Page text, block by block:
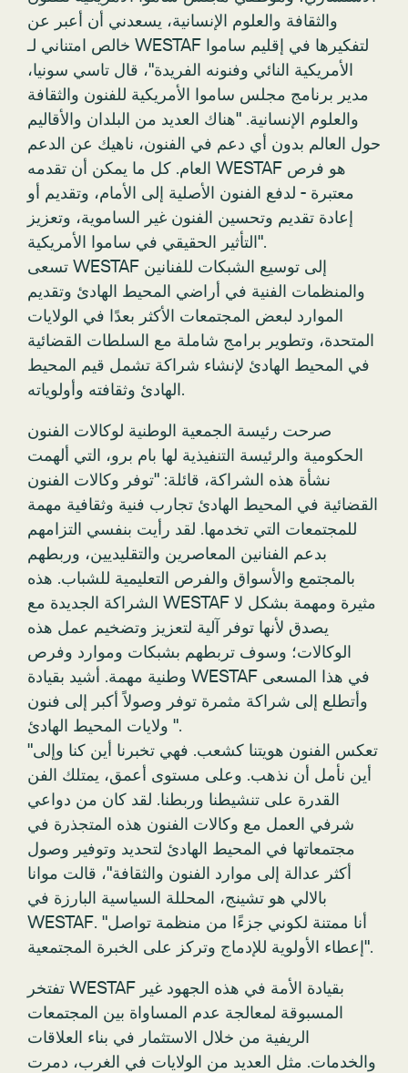
والثقافة والعلوم الإنسانية، يسعدني أن أعبر عن
خالص امتناني لـ WESTAF لتفكيرها في إقليم ساموا
الأمريكية النائي وفنونه الفريدة"، قال تاسي سونيا،
مدير برنامج مجلس ساموا الأمريكية للفنون والثقافة
والعلوم الإنسانية. "هناك العديد من البلدان والأقاليم
حول العالم بدون أي دعم في الفنون، ناهيك عن الدعم
العام. كل ما يمكن أن تقدمه WESTAF هو فرص
معتبرة - لدفع الفنون الأصلية إلى الأمام، وتقديم أو
إعادة تقديم وتحسين الفنون غير الساموية، وتعزيز
التأثير الحقيقي في ساموا الأمريكية".
تسعى WESTAF إلى توسيع الشبكات للفنانين
والمنظمات الفنية في أراضي المحيط الهادئ وتقديم
الموارد لبعض المجتمعات الأكثر بعدًا في الولايات
المتحدة، وتطوير برامج شاملة مع السلطات القضائية
في المحيط الهادئ لإنشاء شراكة تشمل قيم المحيط
الهادئ وثقافته وأولوياته.
صرحت رئيسة الجمعية الوطنية لوكالات الفنون
الحكومية والرئيسة التنفيذية لها بام برو، التي ألهمت
نشأة هذه الشراكة، قائلة: "توفر وكالات الفنون
القضائية في المحيط الهادئ تجارب فنية وثقافية مهمة
للمجتمعات التي تخدمها. لقد رأيت بنفسي التزامهم
بدعم الفنانين المعاصرين والتقليديين، وربطهم
بالمجتمع والأسواق والفرص التعليمية للشباب. هذه
الشراكة الجديدة مع WESTAF مثيرة ومهمة بشكل لا
يصدق لأنها توفر آلية لتعزيز وتضخيم عمل هذه
الوكالات؛ وسوف تربطهم بشبكات وموارد وفرص
وطنية مهمة. أشيد بقيادة WESTAF في هذا المسعى
وأتطلع إلى شراكة مثمرة توفر وصولاً أكبر إلى فنون
ولايات المحيط الهادئ ".
"تعكس الفنون هويتنا كشعب. فهي تخبرنا أين كنا وإلى
أين نأمل أن نذهب. وعلى مستوى أعمق، يمتلك الفن
القدرة على تنشيطنا وربطنا. لقد كان من دواعي
شرفي العمل مع وكالات الفنون هذه المتجذرة في
مجتمعاتها في المحيط الهادئ لتحديد وتوفير وصول
أكثر عدالة إلى موارد الفنون والثقافة"، قالت موانا
بالالي هو تشينج، المحللة السياسية البارزة في
WESTAF. "أنا ممتنة لكوني جزءًا من منظمة تواصل
إعطاء الأولوية للإدماج وتركز على الخبرة المجتمعية".
تفتخر WESTAF بقيادة الأمة في هذه الجهود غير
المسبوقة لمعالجة عدم المساواة بين المجتمعات
الريفية من خلال الاستثمار في بناء العلاقات
والخدمات. مثل العديد من الولايات في الغرب، دمرت